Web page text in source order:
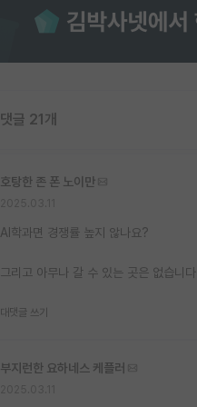
댓글 21개
호탕한 존 폰 노이만
AI학과면 경쟁률 높지 않나요?
그리고 아무나 갈 수 있는 곳은 없습니다..
대댓글 쓰기
부지런한 요하네스 케플러